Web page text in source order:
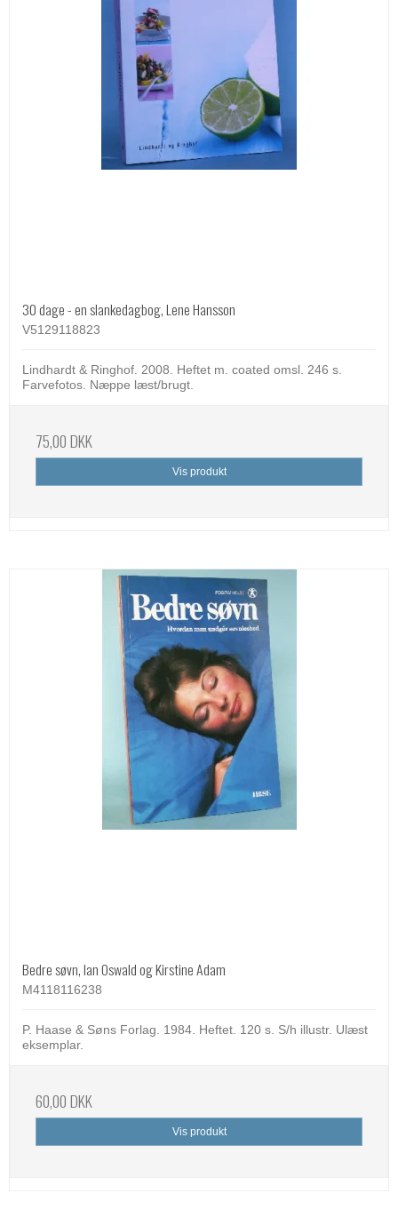
30 dage - en slankedagbog, Lene Hansson
V5129118823
Lindhardt & Ringhof. 2008. Heftet m. coated omsl. 246 s.
Farvefotos. Næppe læst/brugt.
75,00 DKK
Vis produkt
Bedre søvn, Ian Oswald og Kirstine Adam
M4118116238
P. Haase & Søns Forlag. 1984. Heftet. 120 s. S/h illustr. Ulæst
eksemplar.
60,00 DKK
Vis produkt